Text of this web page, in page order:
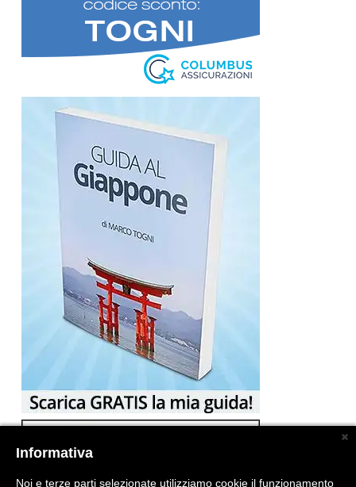
Informativa
Noi e terze parti selezionate utilizziamo cookie il funzionamento